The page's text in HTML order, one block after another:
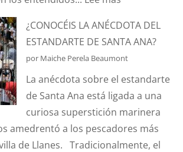
QUÉ
ES
EL
EFECTO
“CORIOLIS”?
¿CONOCÉIS LA ANÉCDOTA DEL
ESTANDARTE DE SANTA ANA?
por Maiche Perela Beaumont
La anécdota sobre el estandarte
de Santa Ana está ligada a una
curiosa superstición marinera
amedrentó a los pescadores más
de Llanes. Tradicionalmente, el